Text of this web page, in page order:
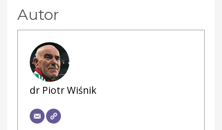
Autor
dr Piotr Wiśnik